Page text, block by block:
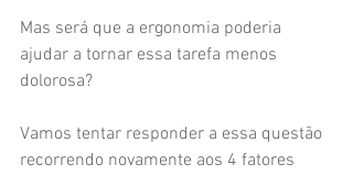
Mas será que a ergonomia poderia
ajudar a tornar essa tarefa menos
dolorosa?
Vamos tentar responder a essa questão
recorrendo novamente aos 4 fatores